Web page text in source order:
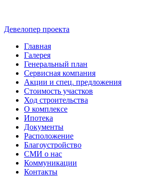
Девелопер проекта
Главная
Галерея
Генеральный план
Сервисная компания
Акции и спец. предложения
Стоимость участков
Ход строительства
О комплексе
Ипотека
Документы
Расположение
Благоустройство
СМИ о нас
Коммуникации
Контакты